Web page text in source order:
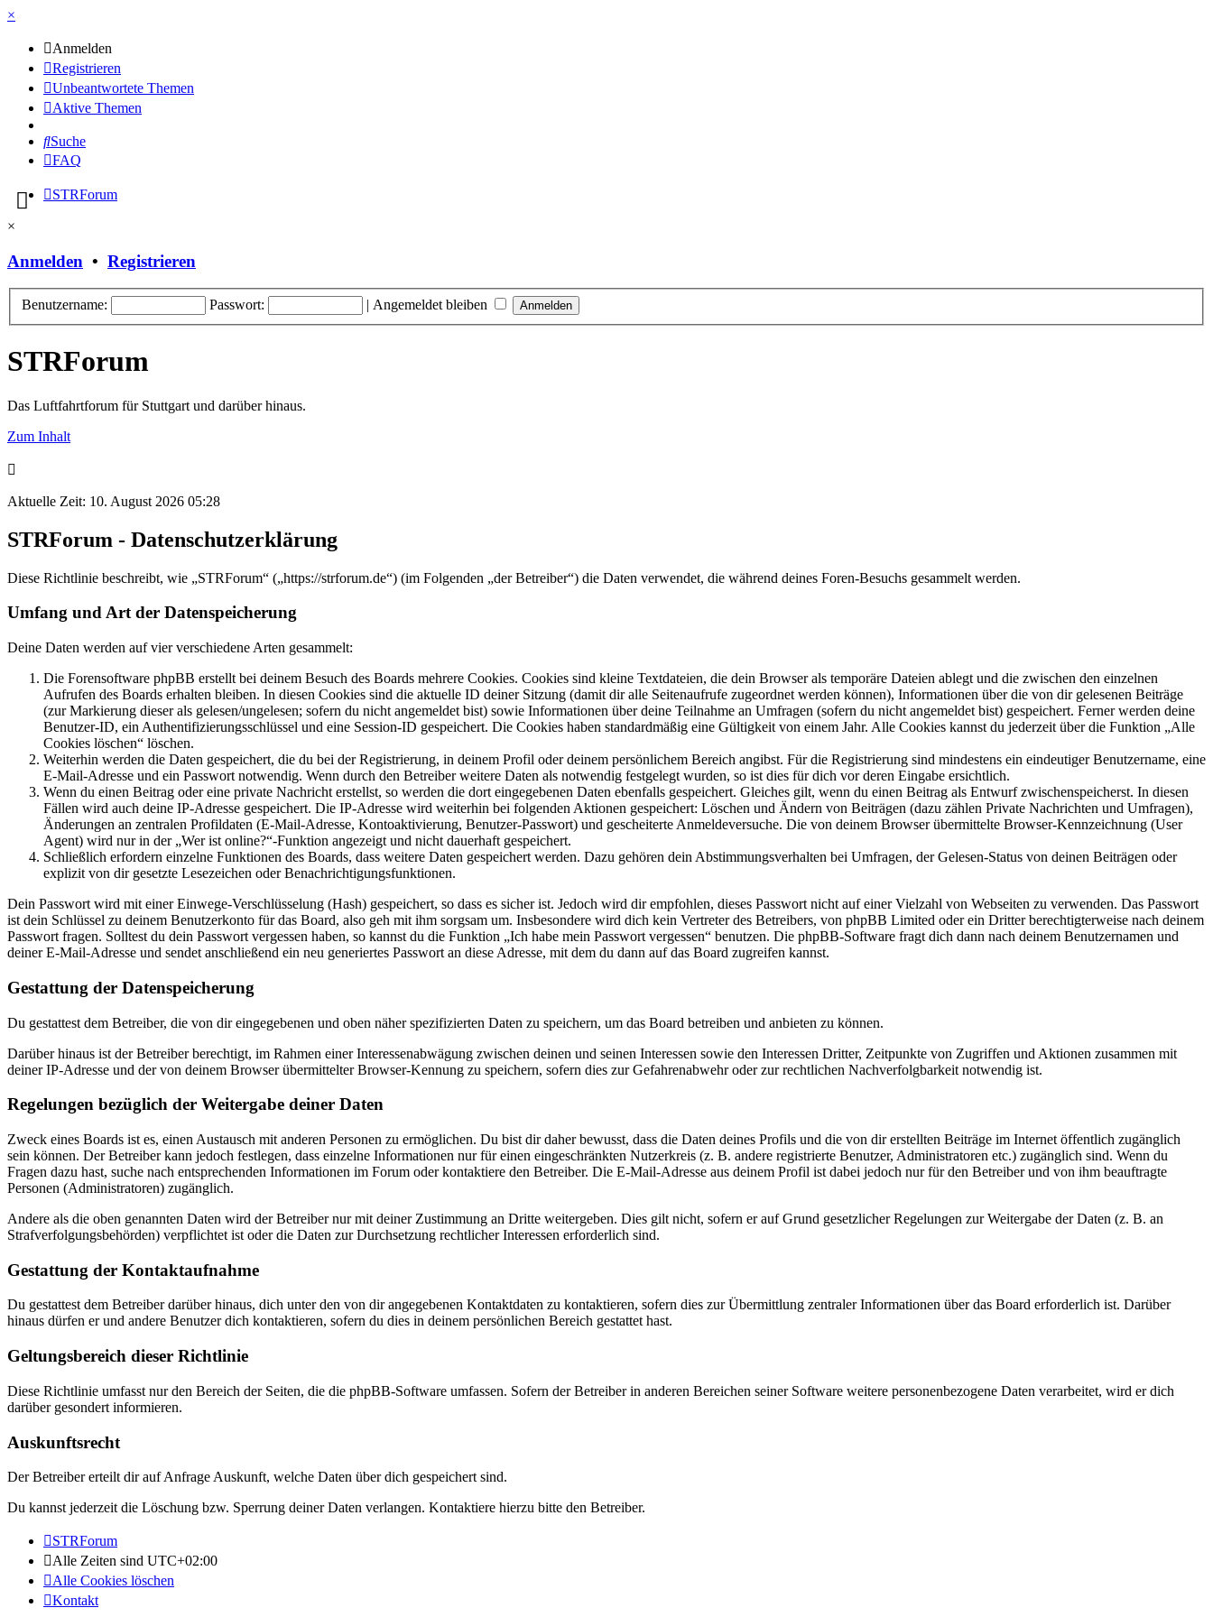
×
Anmelden
Registrieren
Unbeantwortete Themen
Aktive Themen
Suche
FAQ
STRForum
×
Anmelden • Registrieren
Benutzername: Passwort: | Angemeldet bleiben
STRForum
Das Luftfahrtforum für Stuttgart und darüber hinaus.
Zum Inhalt
Aktuelle Zeit: 10. August 2026 05:28
STRForum - Datenschutzerklärung
Diese Richtlinie beschreibt, wie „STRForum“ („https://strforum.de“) (im Folgenden „der Betreiber“) die Daten verwendet, die während deines Foren-Besuchs gesammelt werden.
Umfang und Art der Datenspeicherung
Deine Daten werden auf vier verschiedene Arten gesammelt:
Die Forensoftware phpBB erstellt bei deinem Besuch des Boards mehrere Cookies. Cookies sind kleine Textdateien, die dein Browser als temporäre Dateien ablegt und die zwischen den einzelnen
Aufrufen des Boards erhalten bleiben. In diesen Cookies sind die aktuelle ID deiner Sitzung (damit dir alle Seitenaufrufe zugeordnet werden können), Informationen über die von dir gelesenen Beiträge
(zur Markierung dieser als gelesen/ungelesen; sofern du nicht angemeldet bist) sowie Informationen über deine Teilnahme an Umfragen (sofern du nicht angemeldet bist) gespeichert. Ferner werden deine
Benutzer-ID, ein Authentifizierungsschlüssel und eine Session-ID gespeichert. Die Cookies haben standardmäßig eine Gültigkeit von einem Jahr. Alle Cookies kannst du jederzeit über die Funktion „Alle
Cookies löschen“ löschen.
Weiterhin werden die Daten gespeichert, die du bei der Registrierung, in deinem Profil oder deinem persönlichem Bereich angibst. Für die Registrierung sind mindestens ein eindeutiger Benutzername, eine
E-Mail-Adresse und ein Passwort notwendig. Wenn durch den Betreiber weitere Daten als notwendig festgelegt wurden, so ist dies für dich vor deren Eingabe ersichtlich.
Wenn du einen Beitrag oder eine private Nachricht erstellst, so werden die dort eingegebenen Daten ebenfalls gespeichert. Gleiches gilt, wenn du einen Beitrag als Entwurf zwischenspeicherst. In diesen
Fällen wird auch deine IP-Adresse gespeichert. Die IP-Adresse wird weiterhin bei folgenden Aktionen gespeichert: Löschen und Ändern von Beiträgen (dazu zählen Private Nachrichten und Umfragen),
Änderungen an zentralen Profildaten (E-Mail-Adresse, Kontoaktivierung, Benutzer-Passwort) und gescheiterte Anmeldeversuche. Die von deinem Browser übermittelte Browser-Kennzeichnung (User
Agent) wird nur in der „Wer ist online?“-Funktion angezeigt und nicht dauerhaft gespeichert.
Schließlich erfordern einzelne Funktionen des Boards, dass weitere Daten gespeichert werden. Dazu gehören dein Abstimmungsverhalten bei Umfragen, der Gelesen-Status von deinen Beiträgen oder
explizit von dir gesetzte Lesezeichen oder Benachrichtigungsfunktionen.
Dein Passwort wird mit einer Einwege-Verschlüsselung (Hash) gespeichert, so dass es sicher ist. Jedoch wird dir empfohlen, dieses Passwort nicht auf einer Vielzahl von Webseiten zu verwenden. Das Passwort
ist dein Schlüssel zu deinem Benutzerkonto für das Board, also geh mit ihm sorgsam um. Insbesondere wird dich kein Vertreter des Betreibers, von phpBB Limited oder ein Dritter berechtigterweise nach deinem
Passwort fragen. Solltest du dein Passwort vergessen haben, so kannst du die Funktion „Ich habe mein Passwort vergessen“ benutzen. Die phpBB-Software fragt dich dann nach deinem Benutzernamen und
deiner E-Mail-Adresse und sendet anschließend ein neu generiertes Passwort an diese Adresse, mit dem du dann auf das Board zugreifen kannst.
Gestattung der Datenspeicherung
Du gestattest dem Betreiber, die von dir eingegebenen und oben näher spezifizierten Daten zu speichern, um das Board betreiben und anbieten zu können.
Darüber hinaus ist der Betreiber berechtigt, im Rahmen einer Interessenabwägung zwischen deinen und seinen Interessen sowie den Interessen Dritter, Zeitpunkte von Zugriffen und Aktionen zusammen mit
deiner IP-Adresse und der von deinem Browser übermittelter Browser-Kennung zu speichern, sofern dies zur Gefahrenabwehr oder zur rechtlichen Nachverfolgbarkeit notwendig ist.
Regelungen bezüglich der Weitergabe deiner Daten
Zweck eines Boards ist es, einen Austausch mit anderen Personen zu ermöglichen. Du bist dir daher bewusst, dass die Daten deines Profils und die von dir erstellten Beiträge im Internet öffentlich zugänglich
sein können. Der Betreiber kann jedoch festlegen, dass einzelne Informationen nur für einen eingeschränkten Nutzerkreis (z. B. andere registrierte Benutzer, Administratoren etc.) zugänglich sind. Wenn du
Fragen dazu hast, suche nach entsprechenden Informationen im Forum oder kontaktiere den Betreiber. Die E-Mail-Adresse aus deinem Profil ist dabei jedoch nur für den Betreiber und von ihm beauftragte
Personen (Administratoren) zugänglich.
Andere als die oben genannten Daten wird der Betreiber nur mit deiner Zustimmung an Dritte weitergeben. Dies gilt nicht, sofern er auf Grund gesetzlicher Regelungen zur Weitergabe der Daten (z. B. an
Strafverfolgungsbehörden) verpflichtet ist oder die Daten zur Durchsetzung rechtlicher Interessen erforderlich sind.
Gestattung der Kontaktaufnahme
Du gestattest dem Betreiber darüber hinaus, dich unter den von dir angegebenen Kontaktdaten zu kontaktieren, sofern dies zur Übermittlung zentraler Informationen über das Board erforderlich ist. Darüber
hinaus dürfen er und andere Benutzer dich kontaktieren, sofern du dies in deinem persönlichen Bereich gestattet hast.
Geltungsbereich dieser Richtlinie
Diese Richtlinie umfasst nur den Bereich der Seiten, die die phpBB-Software umfassen. Sofern der Betreiber in anderen Bereichen seiner Software weitere personenbezogene Daten verarbeitet, wird er dich
darüber gesondert informieren.
Auskunftsrecht
Der Betreiber erteilt dir auf Anfrage Auskunft, welche Daten über dich gespeichert sind.
Du kannst jederzeit die Löschung bzw. Sperrung deiner Daten verlangen. Kontaktiere hierzu bitte den Betreiber.
STRForum
Alle Zeiten sind UTC+02:00
Alle Cookies löschen
Kontakt